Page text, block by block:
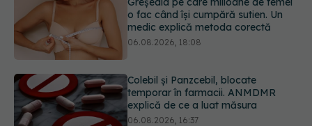
Colebil și Panzcebil, blocate
temporar în farmacii. ANMDMR
explică de ce a luat măsura
Alertă în Europa după un nou caz
de hantavirus Anzi, singura tulpină
care se transmite de la om la om